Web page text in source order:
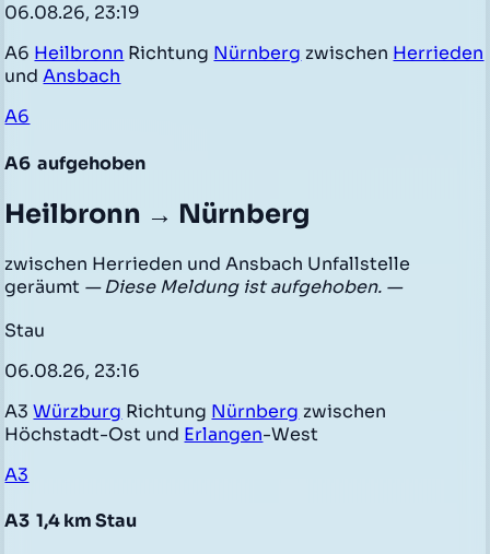
06.08.26, 23:19
A6 Heilbronn Richtung Nürnberg zwischen Herrieden
undAnsbach
A6
A6 aufgehoben
Heilbronn → Nürnberg
zwischen Herrieden und Ansbach Unfallstelle
geräumt — Diese Meldung ist aufgehoben. —
Stau
06.08.26, 23:16
A3Würzburg Richtung Nürnberg zwischen
Höchstadt-Ost und Erlangen-West
A3
A3 1,4 km Stau